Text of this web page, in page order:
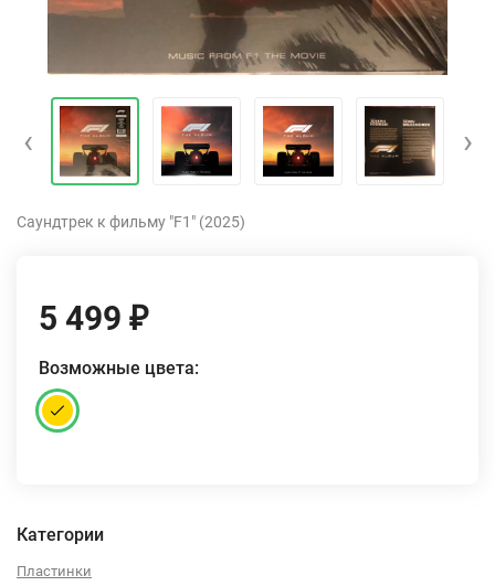
‹ ›
Саундтрек к фильму "F1" (2025)
5 499 ₽
Возможные цвета:
Категории
Пластинки